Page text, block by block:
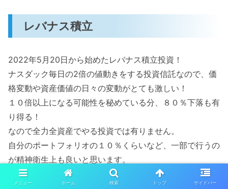
レバナス積立
2022年5月20日から始めたレバナス積立投資！
ナスダック毎日の2倍の値動きをする投資信託なので、価
格変動や資産価値の日々の変動がとても激しい！
１０倍以上になる可能性を秘めている分、８０％下落も有
り得る！
なので全力全資産でやる投資では有りません。
自分のポートフォリオの１０％くらいなど、一部で行うの
が精神衛生上も良いと思います。
投資を始めてから648日が経った2024年3月2 日の状況。
メニュー ホーム 検索 トップ サイドバー